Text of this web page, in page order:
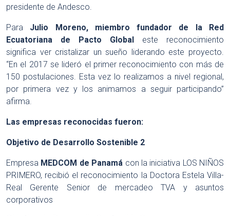
presidente de Andesco.
Para Julio Moreno, miembro fundador de la Red
Ecuatoriana de Pacto Global este reconocimiento
significa ver cristalizar un sueño liderando este proyecto.
“En el 2017 se lideró el primer reconocimiento con más de
150 postulaciones. Esta vez lo realizamos a nivel regional,
por primera vez y los animamos a seguir participando”
afirma.
Las empresas reconocidas fueron:
Objetivo de Desarrollo Sostenible 2
Empresa MEDCOM de Panamá con la iniciativa LOS NIÑOS
PRIMERO, recibió el reconocimiento la Doctora Estela Villa-
Real Gerente Senior de mercadeo TVA y asuntos
corporativos